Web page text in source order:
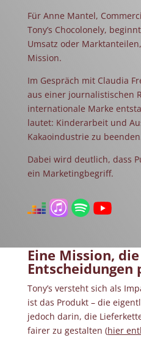
Für Anne Mantel,
Tony’s Chocolonely,
Umsatz oder
Mission.
Im Gespräch mit Claudia
aus einer journalistischen
internationale Marke
lautet: Kinderarbeit und
Kakaoindustrie zu
Dabei wird deutlich, dass
ein Marketingbegriff.
Eine Mission, die
Entscheidungen
Tony’s versteht sich als
ist das Produkt – die
jedoch darin, die
fairer zu gestalten (hier